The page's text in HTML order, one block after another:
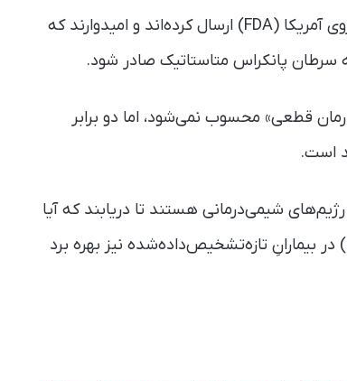
سرپرستان این مطالعه نتایج به‌دست‌آمده را به سازمان غذا و داروی آمریکا (FDA) ارسال کرده‌اند و امیدوارند که
سرطان پانکراس متاستاتیک صادر شود.
قطعی» محسوب نمی‌شود، اما دو برابر
است.
شیمی‌درمانی هستند تا دریابند که آیا
می‌توان از این قرص به‌عنوان خط اول درمان (First-line therapy) در بیمارانِ تازه‌تشخیص‌داده‌شده نیز بهره برد